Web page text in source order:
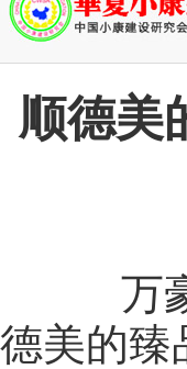
顺德美
万豪
德美的臻